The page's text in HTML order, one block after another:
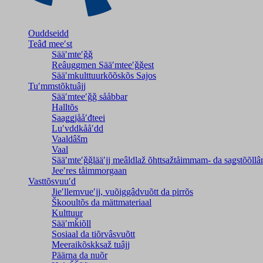
Ouddseidd
Teâđ meeʹst
Sääʹmteʹǧǧ
Reâuggmen Sääʹmteeʹǧǧest
Sääʹmkulttuurkõõskõs Sajos
Tuʹmmstõktuâjj
Sääʹmteeʹǧǧ sååbbar
Halltõs
Saaǥǥjååʹđteei
Luʹvddkååʹdd
Vaaldâšm
Vaal
Sääʹmteʹǧǧlääʹjj meâldlaž õhttsažtåimmam- da
Jeeʹres tåimmorgaan
Vasttõsvuuʹd
Jieʹllemvueʹjj, vuõiggâdvuõtt da pirrõs
Škooultõs da mättmateriaal
Kulttuur
Sääʹmǩiõll
Sosiaal da tiõrvâsvuõtt
Meeraikõskksaž tuâjj
Päärna da nuõr